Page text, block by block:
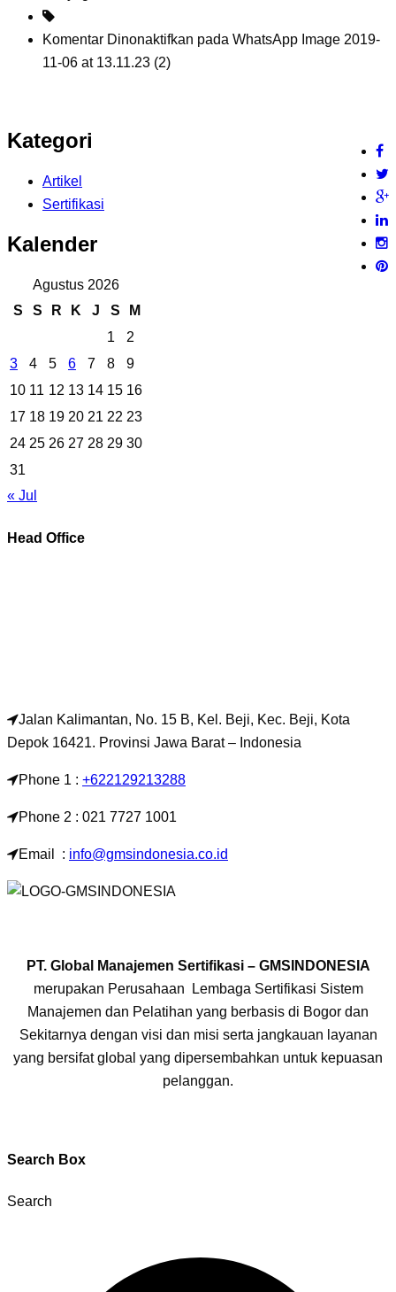
Komentar Dinonaktifkan pada WhatsApp Image 2019-
11-06 at 13.11.23 (2)
Kategori
Artikel
Sertifikasi
Kalender
Agustus 2026
S
S R K J S
M
1
2
3
4 5 6 7 8
9
10 11 12 13 14 15 16
17 18 19 20 21 22 23
24 25 26 27 28 29 30
31
« Jul
Head Office
Jalan Kalimantan, No. 15 B, Kel. Beji, Kec. Beji, Kota
Depok 16421. Provinsi Jawa Barat – Indonesia
Phone 1 : +622129213288
Phone 2 : 021 7727 1001
Email : info@gmsindonesia.co.id
PT. Global Manajemen Sertifikasi – GMSINDONESIA
merupakan Perusahaan Lembaga Sertifikasi Sistem
Manajemen dan Pelatihan yang berbasis di Bogor dan
Sekitarnya dengan visi dan misi serta jangkauan layanan
yang bersifat global yang dipersembahkan untuk kepuasan
pelanggan.
Search Box
Search